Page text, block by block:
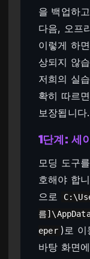
을 백업하
다음, 오프
이렇게 하
상되지 않
저희의 실
확히 따르
보장됩니다.
1단계: 세
모딩 도구
호해야 합
으로
름
eper )로 이
바탕 화면